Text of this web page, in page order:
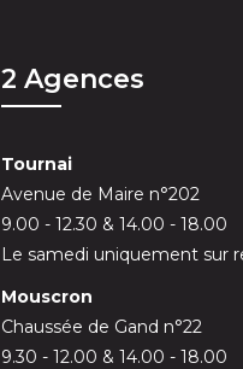
2 Agences
Tournai
Avenue de Maire n°202
9.00 - 12.30 & 14.00 - 18.00
Le samedi uniquement sur
Mouscron
Chaussée de Gand n°22
9.30 - 12.00 & 14.00 - 18.00